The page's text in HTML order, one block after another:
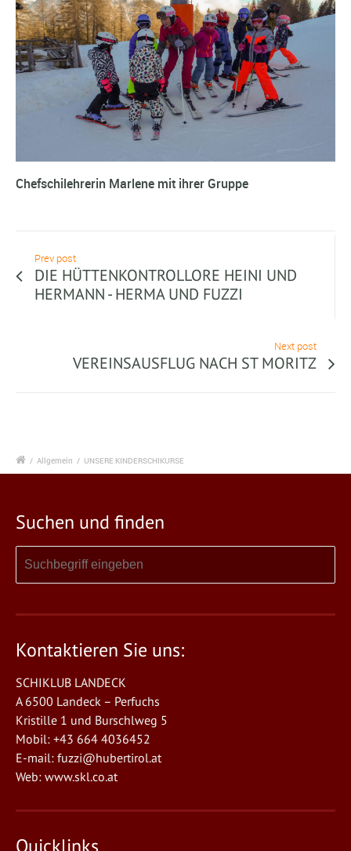
Chefschilehrerin Marlene mit ihrer Gruppe
Prev post
DIE HÜTTENKONTROLLORE HEINI UND
HERMANN - HERMA UND FUZZI
Next post
VEREINSAUSFLUG NACH ST MORITZ
/ Allgemein / UNSERE KINDERSCHIKURSE
Suchen und finden
Kontaktieren Sie uns:
SCHIKLUB LANDECK
A 6500 Landeck – Perfuchs
Kristille 1 und Burschlweg 5
Mobil: +43 664 4036452
E-mail: fuzzi@hubertirol.at
Web: www.skl.co.at
Quicklinks